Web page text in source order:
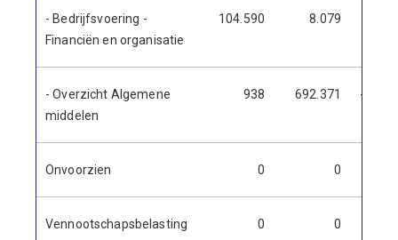
- Bedrijfsvoering -
Financiën en organisatie
104.590 8.079
- Overzicht Algemene
middelen
938 692.371 -
Onvoorzien 0 0
Vennootschapsbelasting 0 0